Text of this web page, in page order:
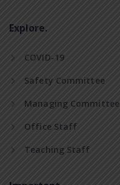
Explore.
COVID-19
Safety Committee
Managing Committee
Office Staff
Teaching Staff